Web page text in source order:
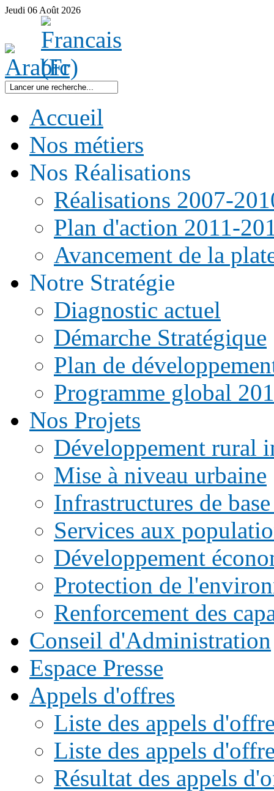
Jeudi 06 Août 2026
Accueil
Nos métiers
Nos Réalisations
Réalisations 2007-
Plan d'action 2011-
Avancement de la
Notre Stratégie
Diagnostic actuel
Démarche Stratégique
Plan de
Programme global
Nos Projets
Développement rural
Mise à niveau urbaine
Infrastructures de
Services aux
Développement
Protection de
Renforcement des
Conseil d'Administration
Espace Presse
Appels d'offres
Liste des appels
Liste des appels
Résultat des appels